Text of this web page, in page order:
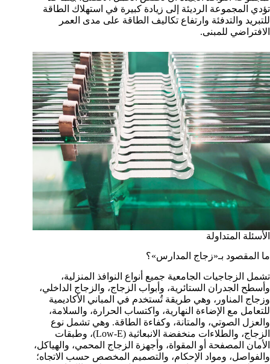
تؤدي المجموعة الرديئة إلى زيادة كبيرة في استهلاك الطاقة
للتبريد والتدفئة وارتفاع تكاليف الطاقة على مدى العمر
الافتراضي للمبنى.
الأسئلة المتداولة
ما المقصود بـ«زجاج المدارس»؟
تشمل الزجاجيات الجامعية جميع أنواع النوافذ المنزلية،
وأسطح الجدران الستائرية، وأبواب الزجاج، والزجاج الداخلي،
وزجاج المناور، وهي طريقة تُستخدم في المباني الأكاديمية
للتعامل مع الإضاءة النهارية، واكتساب الحرارة، والسلامة،
والعزل الصوتي، والمتانة، وكفاءة الطاقة. وهي تشمل نوع
الزجاج، والطلاءات منخفضة الانبعاثية (Low-E)، وطبقات
الأمان المصفحة أو المقواة، وأجهزة الزجاج المحمي، والهياكل،
والفواصل، ومواد الإحكام، والتصميم المخصص حسب الاتجاه؛